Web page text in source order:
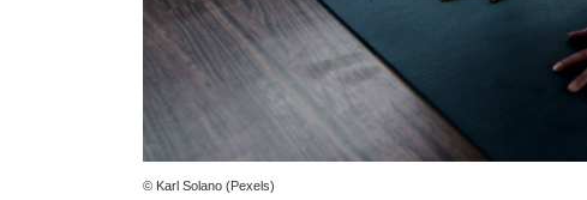
© Karl Solano (Pexels)